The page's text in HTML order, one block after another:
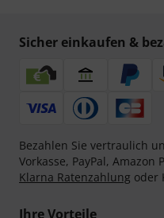
Sicher einkaufen &
Bezahlen Sie vertraulich
Vorkasse, PayPal, Amazon
Klarna Ratenzahlung oder
Ihre Vorteile